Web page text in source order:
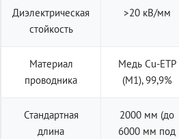
Диэлектрическая
стойкость
>20 кВ/мм
Материал
проводника
Медь Cu-ETP
(M1), 99,9%
Стандартная
длина
2000 мм (до
6000 мм под